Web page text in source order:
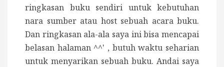
ringkasan buku sendiri untuk kebutuhan
nara sumber atau host sebuah acara buku.
Dan ringkasan ala-ala saya ini bisa mencapai
belasan halaman ^^' , butuh waktu seharian
untuk menyarikan sebuah buku. Andai saya